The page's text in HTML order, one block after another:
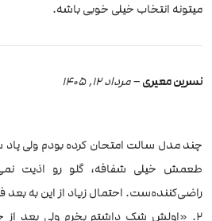
میتونه انتخاب خیلی خوبی باشه.
نسرین معیری– مرداد 12, 1405
چند مدل سالت امتحان کرده بودم ولی
طعمش خیلی شفافه، گلو رو اذیت
راضی‌کننده‌ست. احتمال زیاد از این به
2. «اولش شک داشتم بخرم ولی بعد از